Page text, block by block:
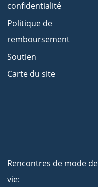
confidentialité
Politique de
remboursement
Soutien
Carte du site
Rencontres de mode de
vie: